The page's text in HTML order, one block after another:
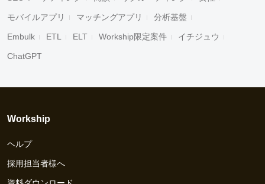
モバイルアプリ マッチングアプリ 分析基盤
Embulk ETL ELT Workship限定案件 イチジュウ
ChatGPT
Workship
ヘルプ
採用担当者様へ